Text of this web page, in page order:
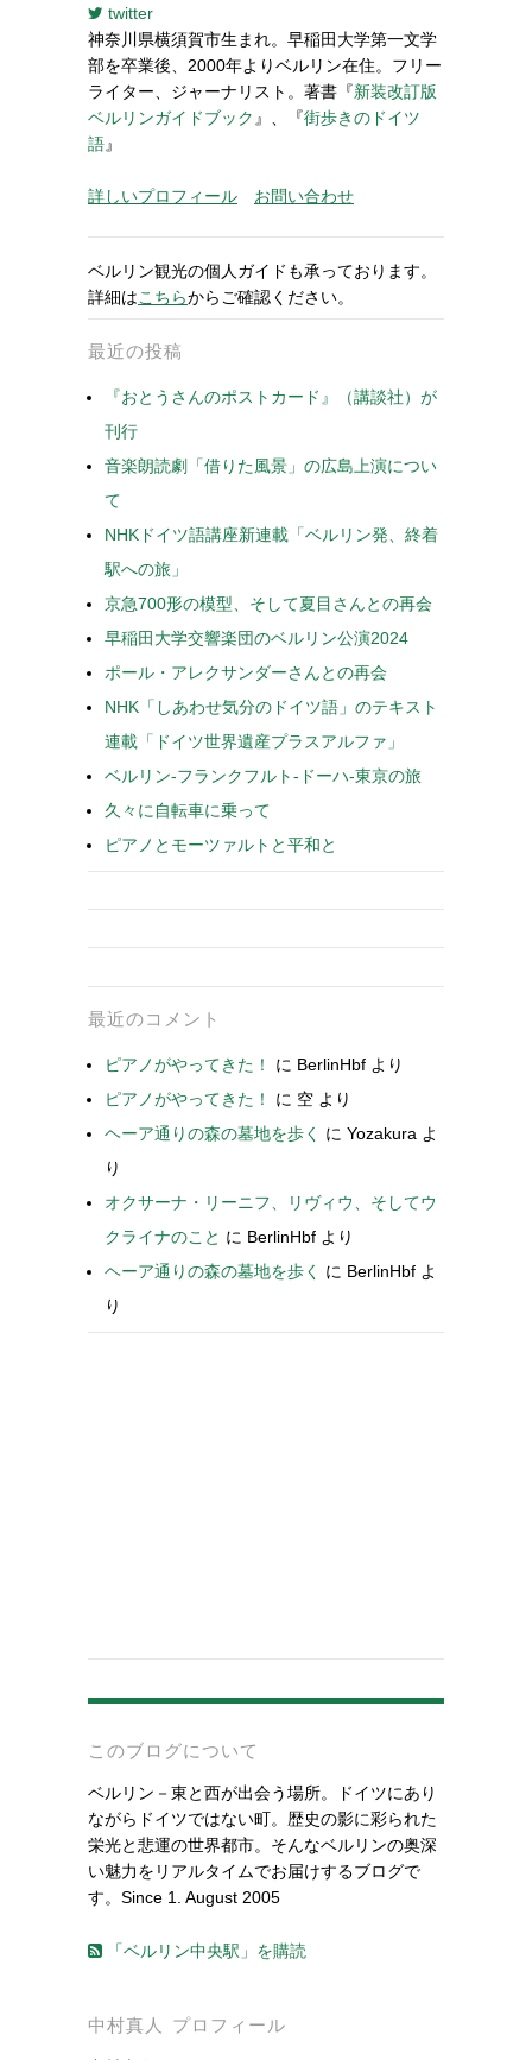
twitter
神奈川県横須賀市生まれ。早稲田大学第一文学
部を卒業後、2000年よりベルリン在住。フリー
ライター、ジャーナリスト。著書『新装改訂版
ベルリンガイドブック 』、『街歩きのドイツ
語』
詳しいプロフィール お問い合わせ
ベルリン観光の個人ガイドも承っております。
詳細はこちらからご確認ください。
最近の投稿
『おとうさんのポストカード』（講談社）が
刊行
音楽朗読劇「借りた風景」の広島上演につい
て
NHKドイツ語講座新連載「ベルリン発、終着
駅への旅」
京急700形の模型、そして夏目さんとの再会
早稲田大学交響楽団のベルリン公演2024
ポール・アレクサンダーさんとの再会
NHK「しあわせ気分のドイツ語」のテキスト
連載「ドイツ世界遺産プラスアルファ」
ベルリン-フランクフルト-ドーハ-東京の旅
久々に自転車に乗って
ピアノとモーツァルトと平和と
最近のコメント
ピアノがやってきた！ に BerlinHbf より
ピアノがやってきた！
に 空 より
ヘーア通りの森の墓地を歩く
に Yozakura よ
り
オクサーナ・リーニフ、リヴィウ、そしてウ
クライナのこと に BerlinHbf より
ヘーア通りの森の墓地を歩く
に BerlinHbf よ
り
-
このブログについて
ベルリン－東と西が出会う場所。ドイツにあり
ながらドイツではない町。歴史の影に彩られた
栄光と悲運の世界都市。そんなベルリンの奥深
い魅力をリアルタイムでお届けするブログで
す。Since 1. August 2005
「ベルリン中央駅」を購読
中村真人 プロフィール